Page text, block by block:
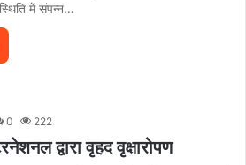
में संपन्न…
0 222
द्वारा वृहद वृक्षारोपण